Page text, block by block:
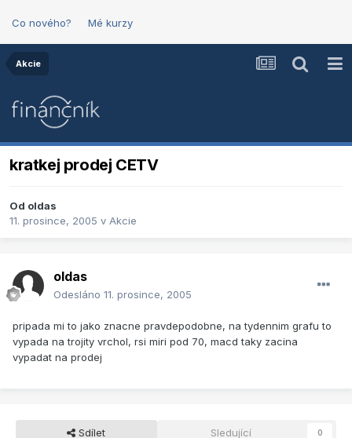
Co nového? Mé kurzy
Akcie
kratkej prodej CETV
Od oldas
11. prosince, 2005 v Akcie
oldas
Odesláno 11. prosince, 2005
pripada mi to jako znacne pravdepodobne, na tydennim grafu to
vypada na trojity vrchol, rsi miri pod 70, macd taky zacina
vypadat na prodej
Sdílet Sledující 0